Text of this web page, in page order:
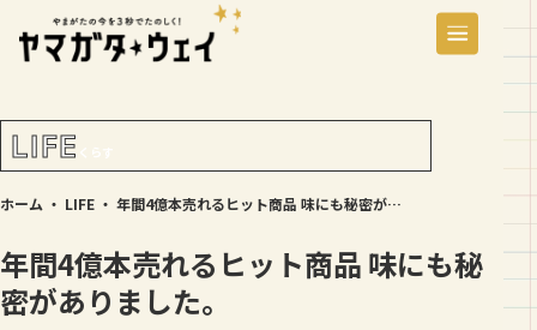
LIFE くらす
ホーム ・ LIFE ・ 年間4億本売れるヒット商品 味にも秘密がありました。
年間4億本売れるヒット商品 味にも秘
密がありました。